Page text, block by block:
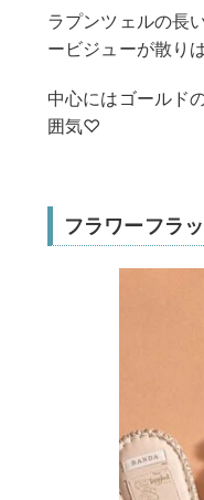
ラプンツェルの長
ービジューが散り
中心にはゴールド
囲気♡
フラワーフラ